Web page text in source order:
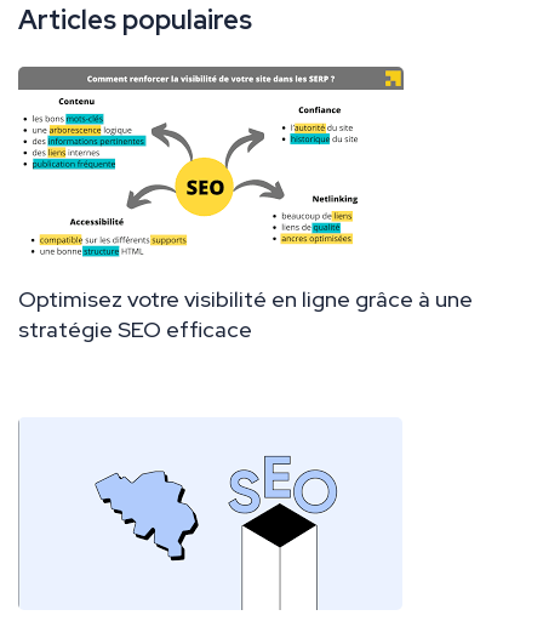
Articles populaires
Optimisez votre visibilité en ligne grâce à une
stratégie SEO efficace